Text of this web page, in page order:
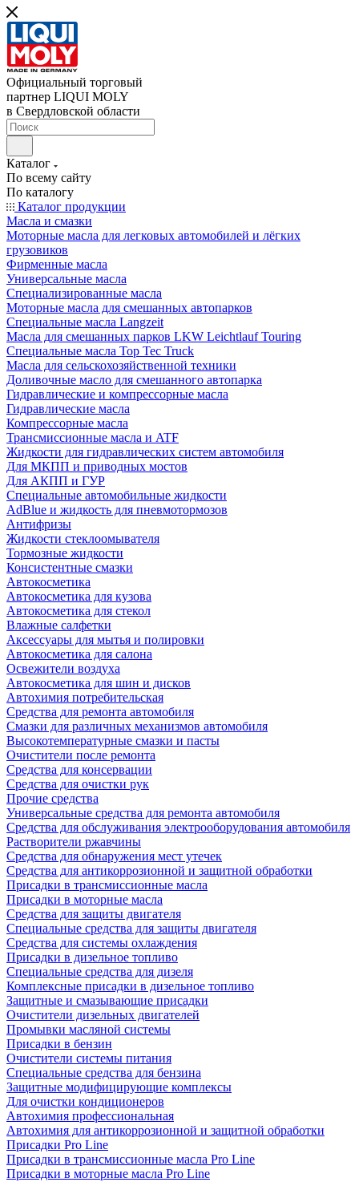
Официальный торговый
партнер LIQUI MOLY
в Свердловской области
Каталог
По всему сайту
По каталогу
Каталог продукции
Масла и смазки
Моторные масла для легковых автомобилей и лёгких
грузовиков
Фирменные масла
Универсальные масла
Специализированные масла
Моторные масла для смешанных автопарков
Специальные масла Langzeit
Масла для смешанных парков LKW Leichtlauf Touring
Специальные масла Top Tec Truck
Масла для сельскохозяйственной техники
Доливочные масло для смешанного автопарка
Гидравлические и компрессорные масла
Гидравлические масла
Компрессорные масла
Трансмиссионные масла и ATF
Жидкости для гидравлических систем автомобиля
Для МКПП и приводных мостов
Для АКПП и ГУР
Специальные автомобильные жидкости
AdBlue и жидкость для пневмотормозов
Антифризы
Жидкости стеклоомывателя
Тормозные жидкости
Консистентные смазки
Автокосметика
Автокосметика для кузова
Автокосметика для стекол
Влажные салфетки
Аксессуары для мытья и полировки
Автокосметика для салона
Освежители воздуха
Автокосметика для шин и дисков
Автохимия потребительская
Средства для ремонта автомобиля
Смазки для различных механизмов автомобиля
Высокотемпературные смазки и пасты
Очистители после ремонта
Средства для консервации
Средства для очистки рук
Прочие средства
Универсальные средства для ремонта автомобиля
Средства для обслуживания электрооборудования автомобиля
Растворители ржавчины
Средства для обнаружения мест утечек
Средства для антикоррозионной и защитной обработки
Присадки в трансмиссионные масла
Присадки в моторные масла
Средства для защиты двигателя
Специальныe средства для защиты двигателя
Средства для системы охлаждения
Присадки в дизельное топливо
Спeциальные средства для дизеля
Комплексные присадки в дизельное топливо
Защитные и смазывающие присадки
Очистители дизельных двигателей
Промывки масляной системы
Присадки в бензин
Очистители системы питания
Специальные срeдства для бензина
Защитные модифицирующие комплексы
Для очистки кондиционеров
Автохимия профессиональная
Автохимия для антикоррозионной и защитной обработки
Присадки Pro Line
Присадки в трансмиссионные масла Pro Line
Присадки в моторные масла Pro Line